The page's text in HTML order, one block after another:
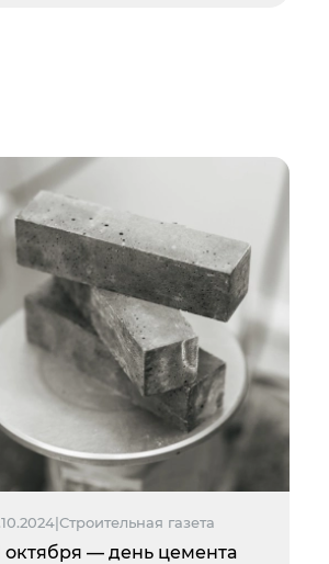
|Строительная газета
октября — день цемента